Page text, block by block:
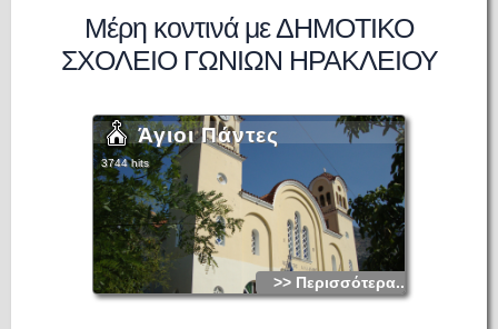
Μέρη κοντινά με ΔΗΜΟΤΙΚΟ
ΣΧΟΛΕΙΟ ΓΩΝΙΩΝ ΗΡΑΚΛΕΙΟΥ
Άγιοι Πάντες
3744 hits
>> Περισσότερα...